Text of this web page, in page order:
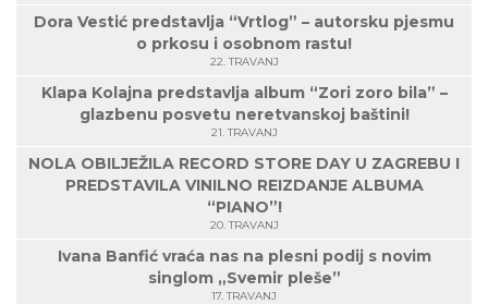
Dora Vestić predstavlja “Vrtlog” – autorsku pjesmu
o prkosu i osobnom rastu!
22. TRAVANJ
Klapa Kolajna predstavlja album “Zori zoro bila” –
glazbenu posvetu neretvanskoj baštini!
21. TRAVANJ
NOLA OBILJEŽILA RECORD STORE DAY U ZAGREBU I
PREDSTAVILA VINILNO REIZDANJE ALBUMA
“PIANO”!
20. TRAVANJ
Ivana Banfić vraća nas na plesni podij s novim
singlom „Svemir pleše”
17. TRAVANJ